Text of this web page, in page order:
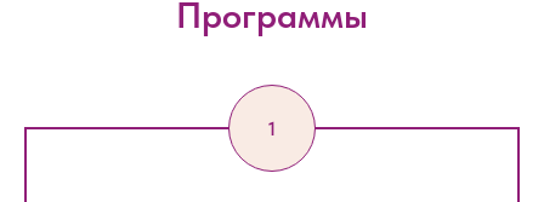
Программы